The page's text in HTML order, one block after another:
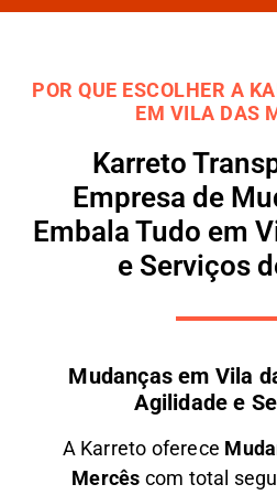
POR QUE ESCOLHER A
EM VILA DAS
Karreto
Empresa de
Embala Tudo em
e Serviços
Mudanças em Vila
Agilidade e
A Karreto oferece M
Mercês com total